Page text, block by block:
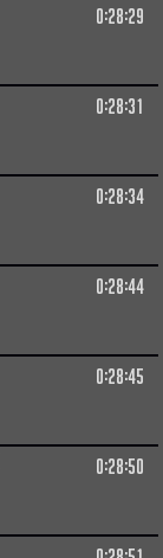
0:28:29
0:28:31
0:28:34
0:28:44
0:28:45
0:28:50